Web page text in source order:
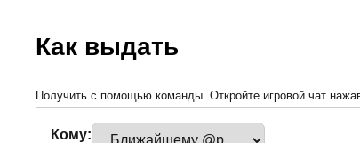
Как выдать
Получить с помощью команды. Откройте игровой чат
Кому: